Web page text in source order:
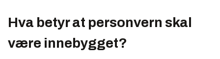
Hva betyr at personvern skal
være innebygget?